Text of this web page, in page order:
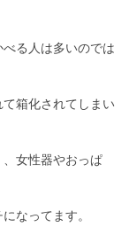
る人は多いのでは
箱化されてしまい
女性器やおっぱ
なってます。